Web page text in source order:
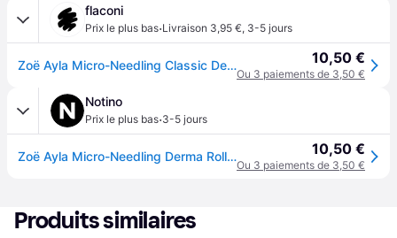
flaconi
Prix le plus bas·Livraison 3,95 €, 3-5 jours
Zoë Ayla Micro-Needling Classic Dermaroller 10,50 €
Ou 3 paiements de 3,50 €
Notino
Prix le plus bas·3-5 jours
Zoë Ayla Micro-Needling Derma Roller applicateur micro-aiguille visage 1 pcs 10,50 €
Ou 3 paiements de 3,50 €
Produits similaires